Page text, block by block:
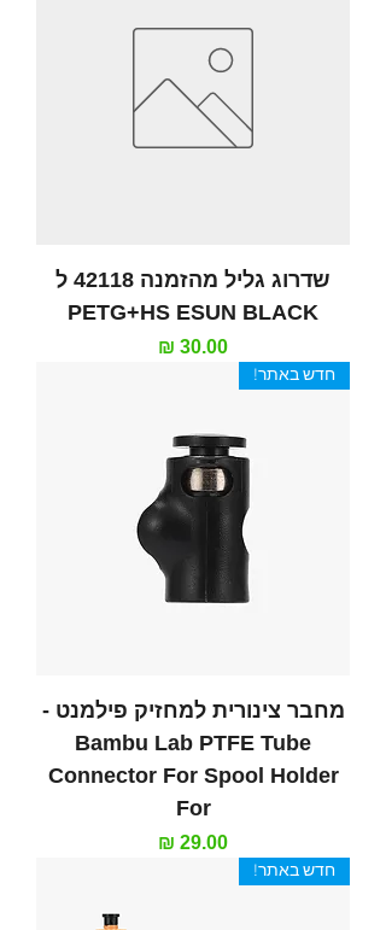
שדרוג גליל מהזמנה 42118 ל
PETG+HS ESUN BLACK
מחיר
חדש באתר!
מחבר צינורית למחזיק פילמנט -
Bambu Lab PTFE Tube
Connector For Spool Holder
For
מחיר
חדש באתר!